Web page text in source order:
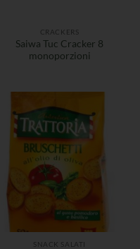
CRACKERS
Saiwa Tuc Cracker 8
monoporzioni
SNACK SALATI